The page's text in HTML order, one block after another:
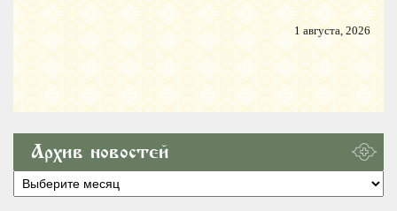
1 августа, 2026
Архив новостей
Архив
новостей